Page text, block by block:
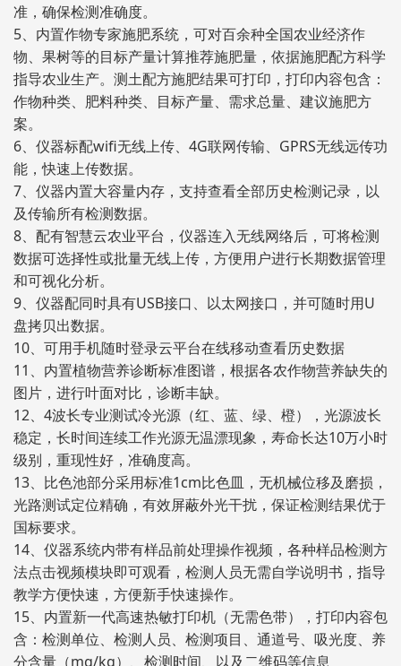
准，确保检测准确度。
5、内置作物专家施肥系统，可对百余种全国农业经济作
物、果树等的目标产量计算推荐施肥量，依据施肥配方科学
指导农业生产。测土配方施肥结果可打印，打印内容包含：
作物种类、肥料种类、目标产量、需求总量、建议施肥方
案。
6、仪器标配wifi无线上传、4G联网传输、GPRS无线远传功
能，快速上传数据。
7、仪器内置大容量内存，支持查看全部历史检测记录，以
及传输所有检测数据。
8、配有智慧云农业平台，仪器连入无线网络后，可将检测
数据可选择性或批量无线上传，方便用户进行长期数据管理
和可视化分析。
9、仪器配同时具有USB接口、以太网接口，并可随时用U
盘拷贝出数据。
10、可用手机随时登录云平台在线移动查看历史数据
11、内置植物营养诊断标准图谱，根据各农作物营养缺失的
图片，进行叶面对比，诊断丰缺。
12、4波长专业测试冷光源（红、蓝、绿、橙），光源波长
稳定，长时间连续工作光源无温漂现象，寿命长达10万小时
级别，重现性好，准确度高。
13、比色池部分采用标准1cm比色皿，无机械位移及磨损，
光路测试定位精确，有效屏蔽外光干扰，保证检测结果优于
国标要求。
14、仪器系统内带有样品前处理操作视频，各种样品检测方
法点击视频模块即可观看，检测人员无需自学说明书，指导
教学方便快速，方便新手快速操作。
15、内置新一代高速热敏打印机（无需色带），打印内容包
含：检测单位、检测人员、检测项目、通道号、吸光度、养
分含量（mg/kg）、检测时间、以及二维码等信息